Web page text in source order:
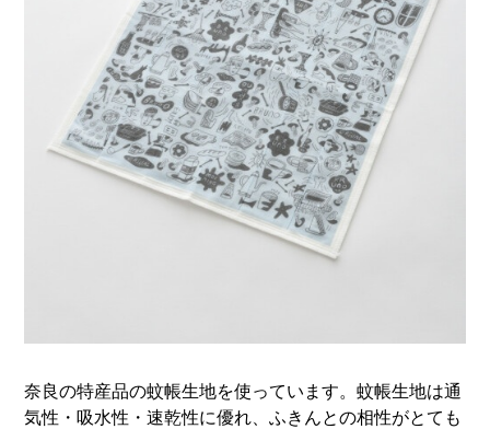
奈良の特産品の蚊帳生地を使っています。蚊帳生地は通
気性・吸水性・速乾性に優れ、ふきんとの相性がとても